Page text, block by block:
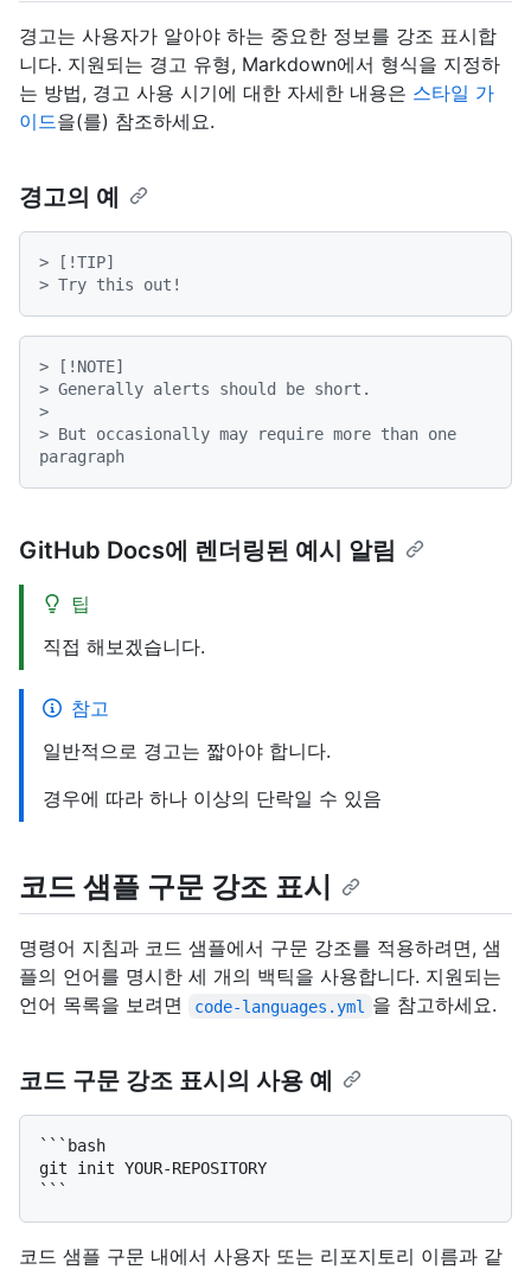
경고는 사용자가 알아야 하는 중요한 정보를 강조 표시합
니다. 지원되는 경고 유형, Markdown에서 형식을 지정하
는 방법, 경고 사용 시기에 대한 자세한 내용은 스타일 가
이드을(를) 참조하세요.
경고의 예
> [!TIP]
> Try this out!
> [!NOTE]
> Generally alerts should be short.
>
> But occasionally may require more than one
paragraph
GitHub Docs에 렌더링된 예시 알림
팁
직접 해보겠습니다.
참고
일반적으로 경고는 짧아야 합니다.
경우에 따라 하나 이상의 단락일 수 있음
코드 샘플 구문 강조 표시
명령어 지침과 코드 샘플에서 구문 강조를 적용하려면, 샘
플의 언어를 명시한 세 개의 백틱을 사용합니다. 지원되는
언어 목록을 보려면
code-languages.yml 을 참고하세요.
코드 구문 강조 표시의 사용 예
```bash
git init YOUR-REPOSITORY
코드 샘플 구문 내에서 사용자 또는 리포지토리 이름과 같